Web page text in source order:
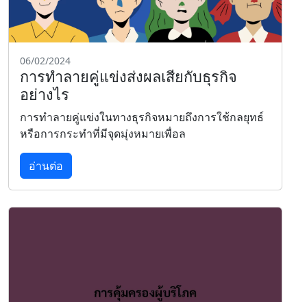
06/02/2024
การทำลายคู่แข่งส่งผลเสียกับธุรกิจ
อย่างไร
การทำลายคู่แข่งในทางธุรกิจหมายถึงการใช้กลยุทธ์
หรือการกระทำที่มีจุดมุ่งหมายเพื่อล
อ่านต่อ